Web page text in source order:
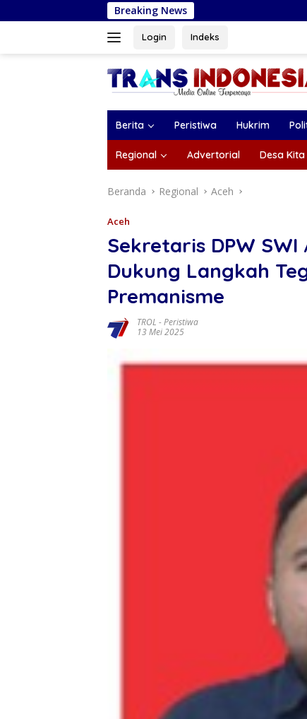
ke
Breaking News Siapa
Login Indeks
Berita Peristiwa Hukrim
Regional Advertorial Desa Kita
Beranda Regional Aceh
Aceh
Sekretaris DPW
Dukung Langkah
Premanisme
TROL -Peristiwa
13 Mei 2025